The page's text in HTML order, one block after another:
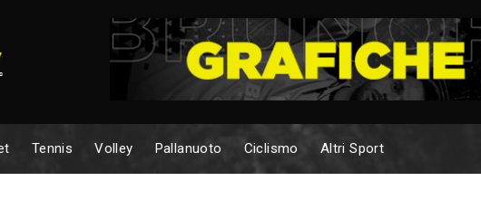
Tennis Volley Pallanuoto Ciclismo Altri Sport